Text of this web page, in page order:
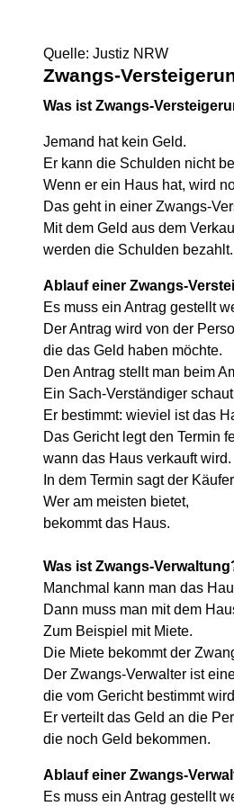
Quelle: Justiz NRW
Zwangs-
Was ist Zwangs-
Jemand hat kein Geld.
Er kann die Schulden nicht
Wenn er ein Haus hat, wird
Das geht in einer Zwangs-
Mit dem Geld aus dem
werden die Schulden bezahlt.
Ablauf einer Zwangs-
Es muss ein Antrag gestellt
Der Antrag wird von der
die das Geld haben möchte.
Den Antrag stellt man beim
Ein Sach-Verständiger
Er bestimmt: wieviel ist das
Das Gericht legt den Termin
wann das Haus verkauft wird.
In dem Termin sagt der
Wer am meisten bietet,
bekommt das Haus.
Was ist Zwangs-
Manchmal kann man das
Dann muss man mit dem
Zum Beispiel mit Miete.
Die Miete bekommt der
Der Zwangs-Verwalter ist
die vom Gericht bestimmt
Er verteilt das Geld an die
die noch Geld bekommen.
Ablauf einer Zwangs-
Es muss ein Antrag gestellt